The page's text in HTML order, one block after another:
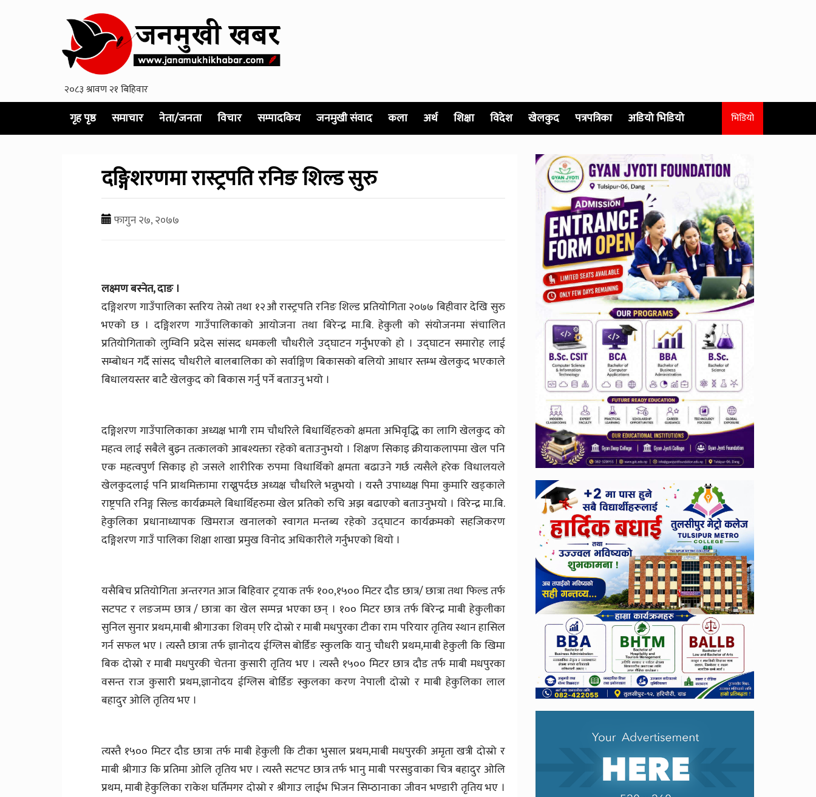
गृह पृष्ठ समाचार नेता/जनता विचार सम्पादकिय जनमुखी संवाद कला अर्थ शिक्षा विदेश खेलकुद पत्रपत्रिका अडियो भिडियो भिडियो
दङ्गिशरणमा रास्ट्रपति रनिङ शिल्ड सुरु
फागुन २७, २०७७
लक्ष्मण बस्नेत, दाङ ।
दङ्गिशरण गाउँपालिका स्तरिय तेस्रो तथा १२औ रास्ट्रपति रनिङ शिल्ड प्रतियोगिता २०७७ बिहीवार देखि सुरु
भएको छ । दङ्गिशरण गाउँपालिकाको आयोजना तथा बिरेन्द्र मा.बि. हेकुली को संयोजनमा संचालित
प्रतियोगिताको लुम्विनि प्रदेस सांसद धमकली चाैधरीले उद्घाटन गर्नुभएको हाे । उद्घाटन समारोह लाई
सम्बोधन गर्दै सांसद चाैधरीले बालबालिका को सर्वाङ्गिण बिकासको बलियो आधार स्तम्भ खेलकुद भएकाले
बिधालयस्तर बाटै खेलकुद को बिकास गर्नु पर्ने बताउनु भयो ।
दङ्गिशरण गाउँपालिकाका अध्यक्ष भागी राम चाैधरिले बिधार्थिहरुकाे क्षमता अभिवृद्धि का लागि खेलकुद को
महत्व लाई सबैले बुझ्न तत्कालको आबश्यक्ता रहेकाे बताउनुभयाे । शिक्षण सिकाइ क्रीयाकलापमा खेल पनि
एक महत्वपुर्ण सिकाइ हाे जसले शारीरिक रुपमा विधार्थिकाे क्षमता बढाउने गर्छ त्यसैले हरेक विधालयले
खेलकुदलाई पनि प्राथमिक्तामा राख्नुपर्दछ अध्यक्ष चाैधरिले भन्नुभयाे । यस्तै उपाध्यक्ष पिमा कुमारि खड्काले
राष्ट्रपति रनिङ्ग सिल्ड कार्यक्रमले बिधार्थिहरुमा खेल प्रतिकाे रुचि अझ बढाएकाे बताउनुभयाे । विरेन्द्र मा.बि.
हेकुलिका प्रधानाध्यापक खिमराज खनालकाे स्वागत मन्तब्य रहेको उद्घाटन कार्यक्रमकाे सहजिकरण
दङ्गिशरण गाउँ पालिका शिक्षा शाखा प्रमुख विनाेद अधिकारीले गर्नुभएको थियाे ।
यसैबिच प्रतियोगिता अन्तरगत आज बिहिवार ट्रयाक तर्फ १००,१५०० मिटर दौड छात्र/ छात्रा तथा फिल्ड तर्फ
सटपट र लङजम्प छात्र / छात्रा का खेल सम्पन्न भएका छन् । १०० मिटर छात्र तर्फ बिरेन्द्र माबी हेकुलीका
सुनिल सुनार प्रथम,माबी श्रीगाउका शिवम् एरि दोस्रो र माबी मधपुरका टीका राम परियार तृतिय स्थान हासिल
गर्न सफल भए । त्यस्तै छात्रा तर्फ ज्ञानोदय ईग्लिस बोर्डिङ स्कुलकि यानु चौधरी प्रथम,माबी हेकुली कि खिमा
बिक दोस्रो र माबी मधपुरकी चेतना कुसारी तृतिय भए । त्यस्तै १५०० मिटर छात्र दौड तर्फ माबी मधपुरका
वसन्त राज कुसारी प्रथम,ज्ञानोदय ईग्लिस बोर्डिङ स्कुलका करण नेपाली दोस्रो र माबी हेकुलिका लाल
बहादुर ओलि तृतिय भए ।
त्यस्तै १५०० मिटर दौड छात्रा तर्फ माबी हेकुली कि टीका भुसाल प्रथम,माबी मधपुरकी अमृता खत्री दोस्रो र
माबी श्रीगाउ कि प्रतिमा ओलि तृतिय भए । त्यस्तै सटपट छात्र तर्फ भानु माबी परसडुवाका चित्र बहादुर ओलि
प्रथम, माबी हेकुलिका राकेश घर्तिमगर दोस्रो र श्रीगाउ लाईभ भिजन सिम्ठानाका जीवन भण्डारी तृतिय भए ।